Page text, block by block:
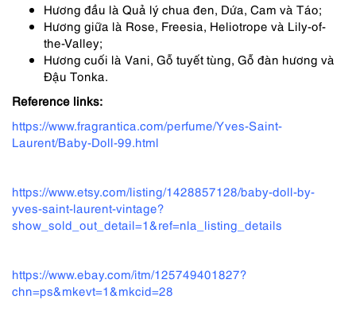
Hương đầu là Quả lý chua đen, Dứa, Cam và Táo;
Hương giữa là Rose, Freesia, Heliotrope và Lily-of-
the-Valley;
Hương cuối là Vani, Gỗ tuyết tùng, Gỗ đàn hương và
Đậu Tonka.
Reference links:
https://www.fragrantica.com/perfume/Yves-Saint-
Laurent/Baby-Doll-99.html
https://www.etsy.com/listing/1428857128/baby-doll-by-
yves-saint-laurent-vintage?
show_sold_out_detail=1&ref=nla_listing_details
https://www.ebay.com/itm/125749401827?
chn=ps&mkevt=1&mkcid=28